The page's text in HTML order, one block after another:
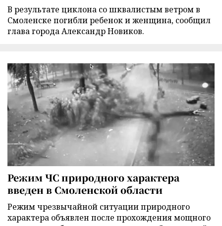
В результате циклона со шквалистым ветром в
Смоленске погибли ребенок и женщина, сообщил
глава города Александр Новиков.
Режим ЧС природного характера
введен в Смоленской области
Режим чрезвычайной ситуации природного
характера объявлен после прохождения мощного